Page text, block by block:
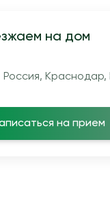
на дом
Россия, Краснодар,
на прием